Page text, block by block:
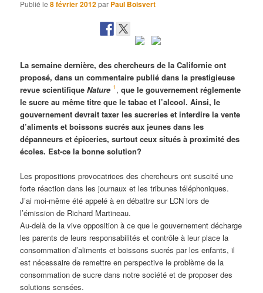
Publié le8 février 2012par Paul Boisvert
La semaine dernière, des chercheurs de la Californie ont
proposé, dans un commentaire publié dans la prestigieuse
revue scientifiqueNature 1 ,que le gouvernement réglemente
le sucre au même titre que le tabac et l’alcool. Ainsi, le
gouvernement devrait taxer les sucreries et interdire la vente
d’aliments et boissons sucrés aux jeunes dans les
dépanneurs et épiceries, surtout ceux situés à proximité des
écoles. Est-ce la bonne solution?
Les propositions provocatrices des chercheurs ont suscité une
forte réaction dans les journaux et les tribunes téléphoniques.
J’ai moi-même été appelé à en débattre sur LCN lors de
l’émission de Richard Martineau.
Au-delà de la vive opposition à ce que le gouvernement décharge
les parents de leurs responsabilités et contrôle à leur place la
consommation d’aliments et boissons sucrés par les enfants, il
est nécessaire de remettre en perspective le problème de la
consommation de sucre dans notre société et de proposer des
solutions sensées.